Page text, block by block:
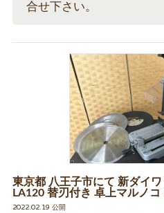
合せ下さい。
東京都 八王子市にて 新ダイ
LA120 替刃付き 卓上マルノ
2022.02.19 公開